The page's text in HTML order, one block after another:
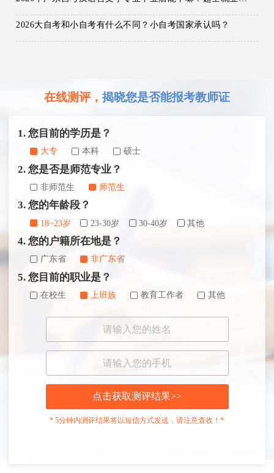
2026大自考和小自考有什么不同？小自考国家承认吗？
在线测评， 揭晓您是否能报考教师证
1. 您目前的学历是？
大专 本科 硕士
2. 您是否是师范专业？
非师范生 师范生
3. 您的年龄段？
18~23岁 23-30岁 30-40岁 其他
4. 您的户籍所在地是？
广东省 非广东省
5. 您目前的职业是？
在校生 上班族 教育工作者 其他
点击获取测评结果>>
* 5分钟内测评结果将以短信方式发送，请注意查收！*